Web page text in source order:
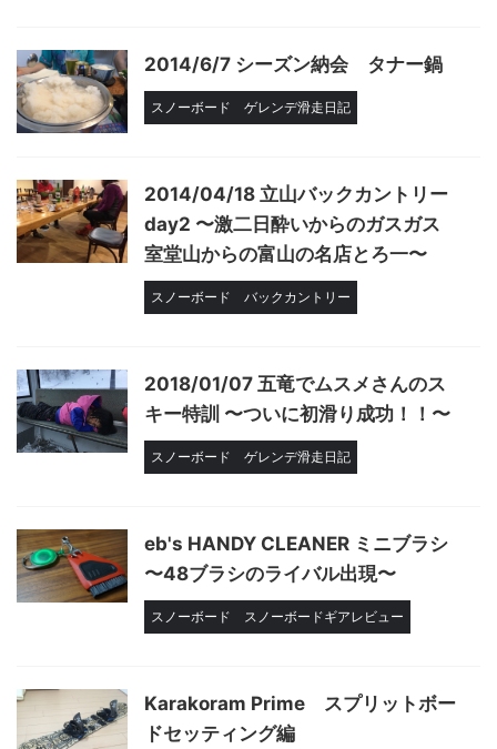
2014/6/7 シーズン納会 タナー鍋
スノーボード ゲレンデ滑走日記
2014/04/18 立山バックカントリー
day2 〜激二日酔いからのガスガス
室堂山からの富山の名店とろ一〜
スノーボード バックカントリー
2018/01/07 五竜でムスメさんのス
キー特訓 〜ついに初滑り成功！！〜
スノーボード ゲレンデ滑走日記
eb's HANDY CLEANER ミニブラシ
〜48ブラシのライバル出現〜
スノーボード スノーボードギアレビュー
Karakoram Prime スプリットボー
ドセッティング編